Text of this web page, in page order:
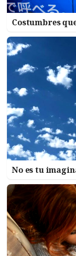
Costumbres
No es tu